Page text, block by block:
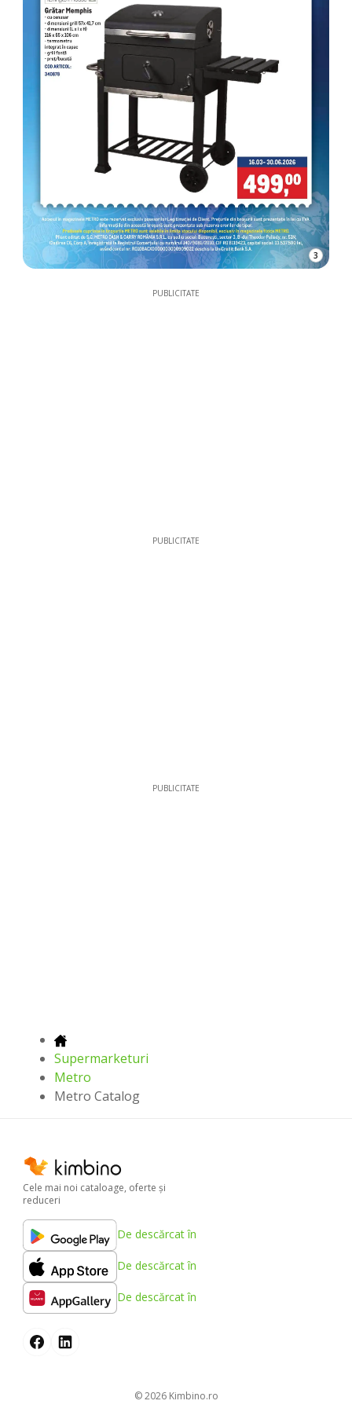
3
PUBLICITATE
PUBLICITATE
PUBLICITATE
Supermarketuri
Metro
Metro Catalog
Cele mai noi cataloage, oferte şi
reduceri
De descărcat în
De descărcat în
De descărcat în
© 2026 kimbino.ro